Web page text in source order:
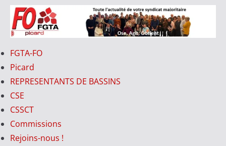
Passer
au
contenu
FO-
PICARD
V
o
t
r
FGTA-FO
Picard
REPRESENTANTS DE BASSINS
CSE
CSSCT
Commissions
Rejoins-nous !